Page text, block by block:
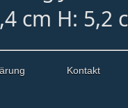
cm H: 5,2
Kontakt